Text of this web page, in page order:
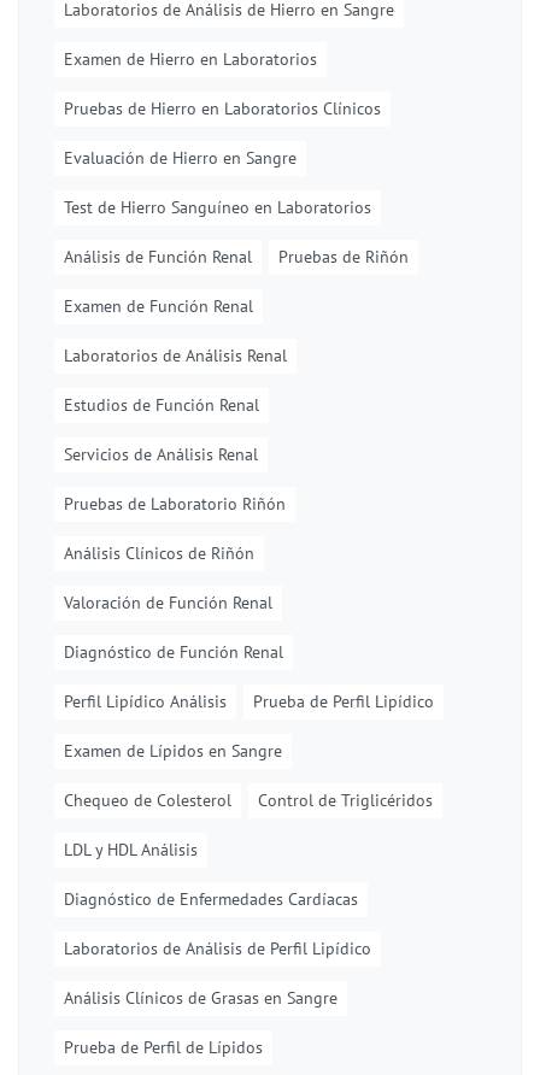
Laboratorios de Análisis de Hierro en Sangre
Examen de Hierro en Laboratorios
Pruebas de Hierro en Laboratorios Clínicos
Evaluación de Hierro en Sangre
Test de Hierro Sanguíneo en Laboratorios
Análisis de Función Renal Pruebas de Riñón
Examen de Función Renal
Laboratorios de Análisis Renal
Estudios de Función Renal
Servicios de Análisis Renal
Pruebas de Laboratorio Riñón
Análisis Clínicos de Riñón
Valoración de Función Renal
Diagnóstico de Función Renal
Perfil Lipídico Análisis Prueba de Perfil Lipídico
Examen de Lípidos en Sangre
Chequeo de Colesterol Control de Triglicéridos
LDL y HDL Análisis
Diagnóstico de Enfermedades Cardíacas
Laboratorios de Análisis de Perfil Lipídico
Análisis Clínicos de Grasas en Sangre
Prueba de Perfil de Lípidos